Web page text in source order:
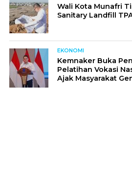
Wali Kota Munafri
Sanitary Landfill
EKONOMI
Kemnaker Buka
Pelatihan Vokasi
Ajak Masyarakat